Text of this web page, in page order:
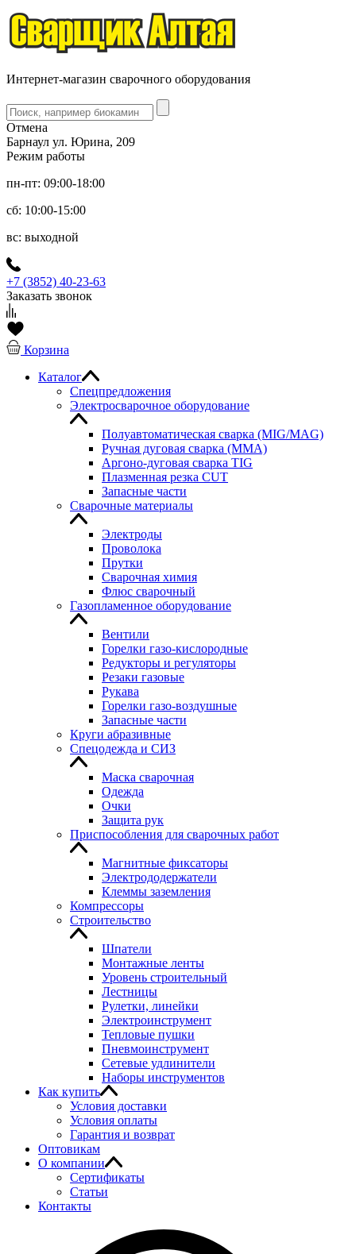
Интернет-магазин сварочного оборудования
Отмена
Барнаул ул. Юрина, 209
Режим работы
пн-пт: 09:00-18:00
сб: 10:00-15:00
вс: выходной
+7 (3852) 40-23-63
Заказать звонок
Корзина
Каталог
Спецпредложения
Электросварочное оборудование
Полуавтоматическая сварка (MIG/MAG)
Ручная дуговая сварка (MMA)
Аргоно-дуговая сварка TIG
Плазменная резка CUT
Запасные части
Сварочные материалы
Электроды
Проволока
Прутки
Сварочная химия
Флюс сварочный
Газопламенное оборудование
Вентили
Горелки газо-кислородные
Редукторы и регуляторы
Резаки газовые
Рукава
Горелки газо-воздушные
Запасные части
Круги абразивные
Спецодежда и СИЗ
Маска сварочная
Одежда
Очки
Защита рук
Приспособления для сварочных работ
Магнитные фиксаторы
Электрододержатели
Клеммы заземления
Компрессоры
Строительство
Шпатели
Монтажные ленты
Уровень строительный
Лестницы
Рулетки, линейки
Электроинструмент
Тепловые пушки
Пневмоинструмент
Сетевые удлинители
Наборы инструментов
Как купить
Условия доставки
Условия оплаты
Гарантия и возврат
Оптовикам
О компании
Сертификаты
Статьи
Контакты